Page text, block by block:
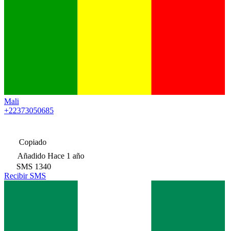
Mali
+22373050685
Copiado
Añadido Hace 1 año
SMS 1340
Recibir SMS